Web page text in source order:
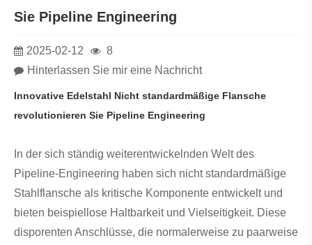
Sie Pipeline Engineering
2025-02-12
8
Hinterlassen Sie mir eine Nachricht
Innovative Edelstahl Nicht standardmäßige Flansche
revolutionieren Sie Pipeline Engineering
In der sich ständig weiterentwickelnden Welt des
Pipeline-Engineering haben sich nicht standardmäßige
Stahlflansche als kritische Komponente entwickelt und
bieten beispiellose Haltbarkeit und Vielseitigkeit. Diese
disporenten Anschlüsse, die normalerweise zu paarweise